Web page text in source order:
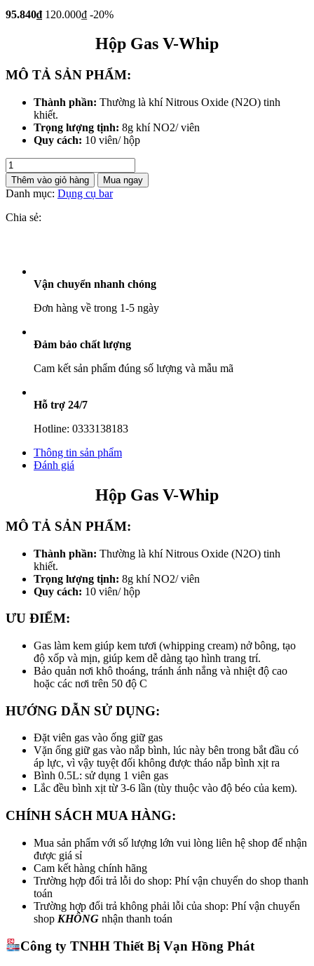
95.840₫ 120.000₫ -20%
Hộp Gas V-Whip
MÔ TẢ SẢN PHẨM:
Thành phần: Thường là khí Nitrous Oxide (N2O) tinh
khiết.
Trọng lượng tịnh: 8g khí NO2/ viên
Quy cách: 10 viên/ hộp
Hộp
Gas
V-
Whip
-
lượng
Thêm vào giỏ hàng Mua ngay
Danh mục: Dụng cụ bar
Chia sẻ:
Vận chuyển nhanh chóng
Đơn hàng về trong 1-5 ngày
Đảm bảo chất lượng
Cam kết sản phẩm đúng số lượng và mẫu mã
Hỗ trợ 24/7
Hotline: 0333138183
Thông tin sản phẩm
Đánh giá
Hộp Gas V-Whip
MÔ TẢ SẢN PHẨM:
Thành phần: Thường là khí Nitrous Oxide (N2O) tinh
khiết.
Trọng lượng tịnh: 8g khí NO2/ viên
Quy cách: 10 viên/ hộp
ƯU ĐIỂM:
Gas làm kem giúp kem tươi (whipping cream) nở bông, tạo
độ xốp và mịn, giúp kem dễ dàng tạo hình trang trí.
Bảo quản nơi khô thoáng, tránh ánh nắng và nhiệt độ cao
hoặc các nơi trên 50 độ C
HƯỚNG DẪN SỬ DỤNG:
Đặt viên gas vào ống giữ gas
Vặn ống giữ gas vào nắp bình, lúc này bên trong bắt đầu có
áp lực, vì vậy tuyệt đối không được tháo nắp bình xịt ra
Bình 0.5L: sử dụng 1 viên gas
Lắc đều bình xịt từ 3-6 lần (tùy thuộc vào độ béo của kem).
CHÍNH SÁCH MUA HÀNG:
Mua sản phẩm với số lượng lớn vui lòng liên hệ shop để nhận
được giá sỉ
Cam kết hàng chính hãng
Trường hợp đổi trả lỗi do shop: Phí vận chuyển do shop thanh
toán
Trường hợp đổi trả không phải lỗi của shop: Phí vận chuyển
shop KHÔNG nhận thanh toán
Công ty TNHH Thiết Bị Vạn Hồng Phát